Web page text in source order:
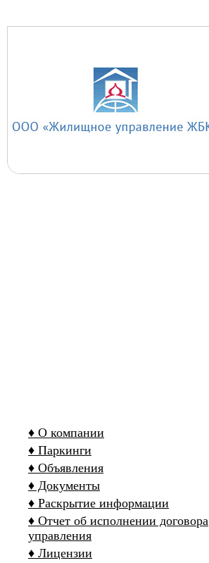
♦ О компании
♦ Паркинги
♦ Объявления
♦ Документы
♦ Раскрытие информации
♦ Отчет об исполнении договора
управления
♦ Лицензии